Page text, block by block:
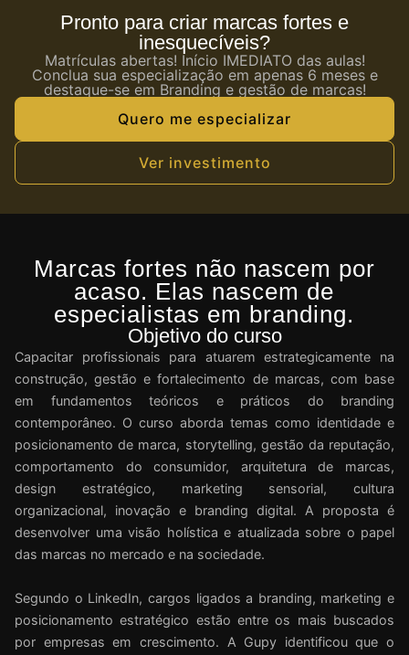
Pronto para criar marcas fortes e
inesquecíveis?
Matrículas abertas! Início IMEDIATO das aulas!
Conclua sua especialização em apenas 6 meses e
destaque-se em Branding e gestão de marcas!
Quero me especializar
Ver investimento
Marcas fortes não nascem por
acaso. Elas nascem de
especialistas em branding.
Objetivo do curso
Capacitar profissionais para atuarem estrategicamente na
construção, gestão e fortalecimento de marcas, com base
em fundamentos teóricos e práticos do branding
contemporâneo. O curso aborda temas como identidade e
posicionamento de marca, storytelling, gestão da reputação,
comportamento do consumidor, arquitetura de marcas,
design estratégico, marketing sensorial, cultura
organizacional, inovação e branding digital. A proposta é
desenvolver uma visão holística e atualizada sobre o papel
das marcas no mercado e na sociedade.
Segundo o LinkedIn, cargos ligados a branding, marketing e
posicionamento estratégico estão entre os mais buscados
por empresas em crescimento. A Gupy identificou que o